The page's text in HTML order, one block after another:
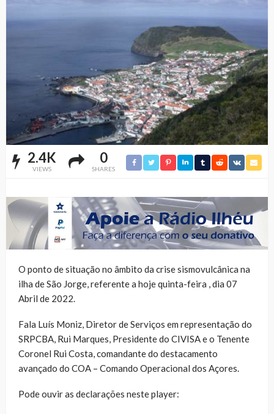
2.4K
VIEWS
0
SHARES
O ponto de situação no âmbito da crise sismovulcânica na
ilha de São Jorge, referente a hoje quinta-feira , dia 07
Abril de 2022.
Fala Luís Moniz, Diretor de Serviços em representação do
SRPCBA, Rui Marques, Presidente do CIVISA e o Tenente
Coronel Rui Costa, comandante do destacamento
avançado do COA – Comando Operacional dos Açores.
Pode ouvir as declarações neste player: